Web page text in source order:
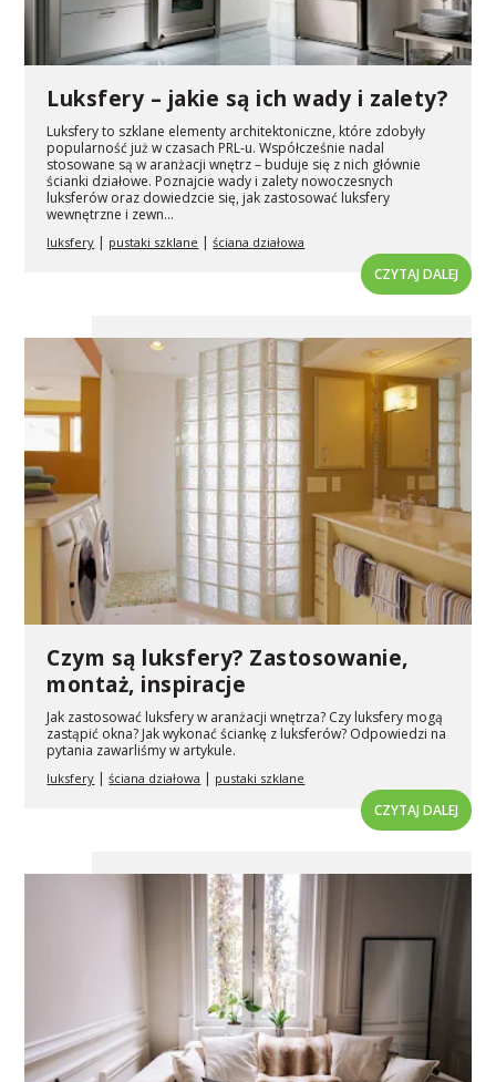
Luksfery – jakie są ich wady i zalety?
Luksfery to szklane elementy architektoniczne, które zdobyły
popularność już w czasach PRL-u. Współcześnie nadal
stosowane są w aranżacji wnętrz – buduje się z nich głównie
ścianki działowe. Poznajcie wady i zalety nowoczesnych
luksferów oraz dowiedzcie się, jak zastosować luksfery
wewnętrzne i zewn...
luksfery | pustaki szklane |ściana działowa
CZYTAJ DALEJ
Czym są luksfery? Zastosowanie,
montaż, inspiracje
Jak zastosować luksfery w aranżacji wnętrza? Czy luksfery mogą
zastąpić okna? Jak wykonać ściankę z luksferów? Odpowiedzi na
pytania zawarliśmy w artykule.
luksfery |ściana działowa | pustaki szklane
CZYTAJ DALEJ